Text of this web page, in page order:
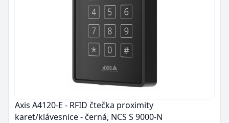
Axis A4120-E - RFID čtečka proximity
karet/klávesnice - černá, NCS S 9000-N